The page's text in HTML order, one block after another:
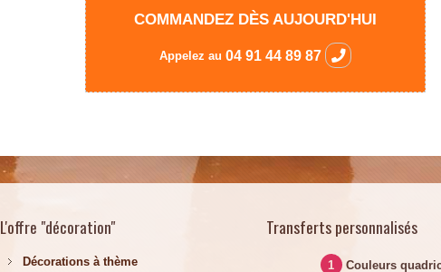
COMMANDEZ DÈS AUJOURD'HUI
Appelez au04 91 44 89 87
L'offre "décoration"
Décorations à thème
Transferts personnalisés
1 Couleurs